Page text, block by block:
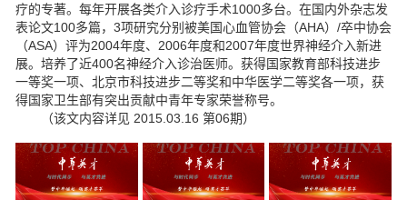
疗的专著。每年开展各类介入诊疗手术1000多台。在国内外杂志发
表论文100多篇，3项研究分别被美国心血管协会（AHA）/卒中协会
（ASA）评为2004年度、2006年度和2007年度世界神经介入新进
展。培养了近400名神经介入诊治医师。获得国家教育部科技进步
一等奖一项、北京市科技进步二等奖和中华医学二等奖各一项，获
得国家卫生部有突出贡献中青年专家荣誉称号。
（该文内容详见 2015.03.16 第06期）